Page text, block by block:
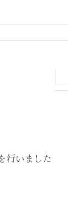
行いました